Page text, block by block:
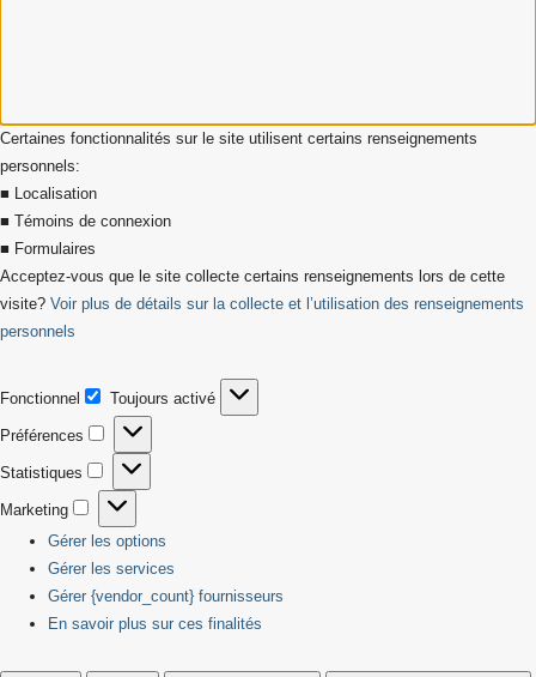
Certaines fonctionnalités sur le site utilisent certains renseignements
personnels:
■ Localisation
■ Témoins de connexion
■ Formulaires
Acceptez-vous que le site collecte certains renseignements lors de cette
visite? Voir plus de détails sur la collecte et l’utilisation des renseignements
personnels
Fonctionnel
Fonctionnel
Toujours activé
Préférences
Préférences
Statistiques
Statistiques
Marketing
Marketing
Gérer les options
Gérer les services
Gérer {vendor_count} fournisseurs
En savoir plus sur ces finalités